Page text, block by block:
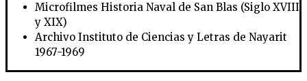
Microfilmes Historia Naval de San Blas (Siglo XVIII
y XIX)
Archivo Instituto de Ciencias y Letras de Nayarit
1967-1969